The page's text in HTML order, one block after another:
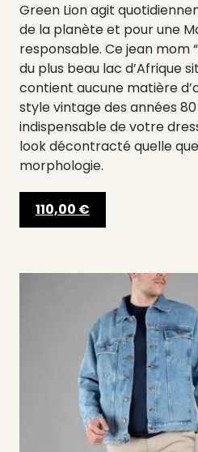
Green Lion agit
de la planète et pour une
responsable. Ce jean mom
du plus beau lac d’Afrique
contient aucune matière
style vintage des années
indispensable de votre
look décontracté quelle
morphologie.
110,00 €